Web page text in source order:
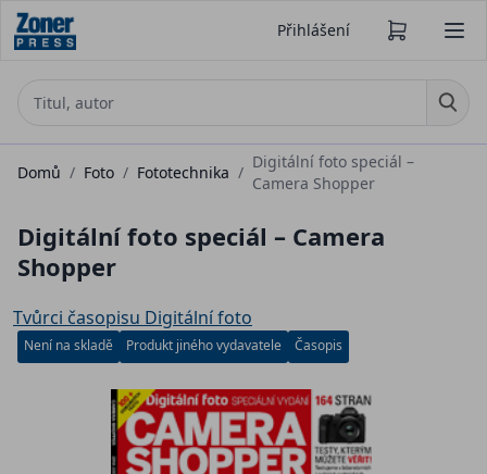
Přihlášení
Domů / Foto / Fototechnika /
Digitální foto speciál –
Camera Shopper
Digitální foto speciál – Camera
Shopper
Tvůrci časopisu Digitální foto
Není na skladě Produkt jiného vydavatele Časopis